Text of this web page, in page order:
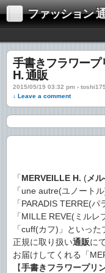
ファッション 通販 | 女性(
手書きフラワー
H. 通販
2015/05/19 03:32 pm ›
↓ Leave a comment
「MERVEILLE H. (メ
「une autre(ユノートル)
「PARADIS TERRE(パ
「MILLE REVE(ミルレ
「cuff(カフ)」といっ
正規に取り扱い通販に
お届けしてくれる「
【手書きフラワープリ